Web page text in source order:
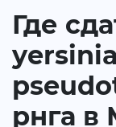
Где
yersinia
рнга в